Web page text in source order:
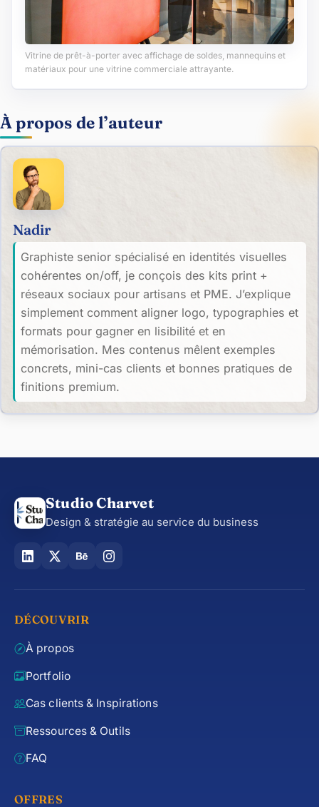
Vitrine de prêt-à-porter avec affichage de soldes, mannequins et
matériaux pour une vitrine commerciale attrayante.
À propos de l’auteur
Nadir
Graphiste senior spécialisé en identités visuelles
cohérentes on/off, je conçois des kits print +
réseaux sociaux pour artisans et PME. J’explique
simplement comment aligner logo, typographies et
formats pour gagner en lisibilité et en
mémorisation. Mes contenus mêlent exemples
concrets, mini-cas clients et bonnes pratiques de
finitions premium.
Studio Charvet
Design & stratégie au service du business
DÉCOUVRIR
À propos
Portfolio
Cas clients & Inspirations
Ressources & Outils
FAQ
OFFRES